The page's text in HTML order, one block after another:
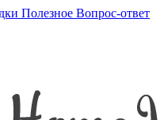
Полезное Вопрос-ответ